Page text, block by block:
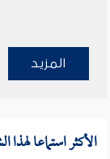
المزيد
الأكثر استماعا لهذا